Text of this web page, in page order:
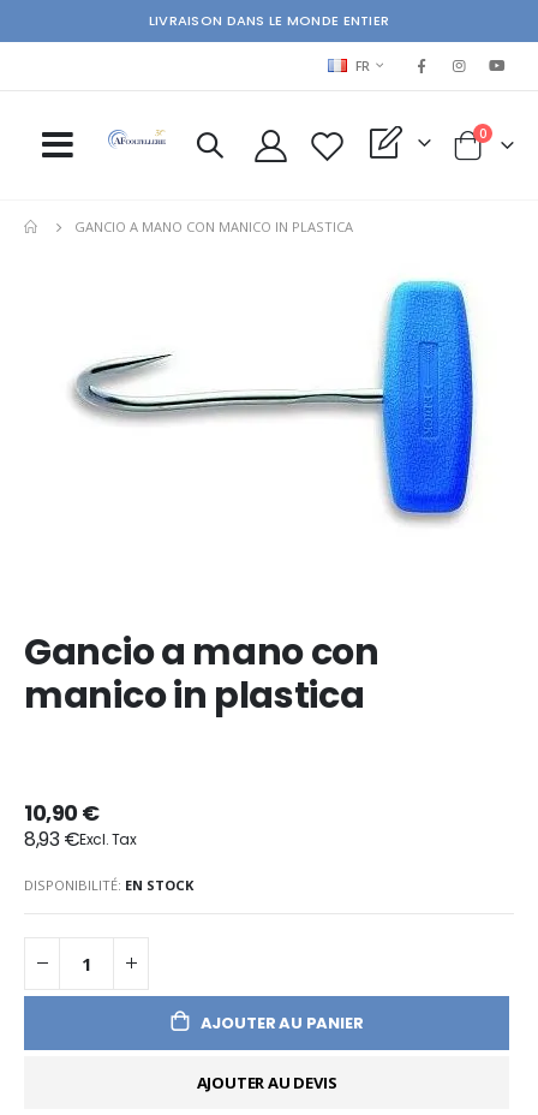
LIVRAISON DANS LE MONDE ENTIER
LANGUAGE
FR
My Quote Cart
0items
GANCIO A MANO CON MANICO IN PLASTICA
Gancio a mano con
manico in plastica
10,90 €
8,93 €
DISPONIBILITÉ: EN STOCK
AJOUTER AU PANIER
AJOUTER AU DEVIS